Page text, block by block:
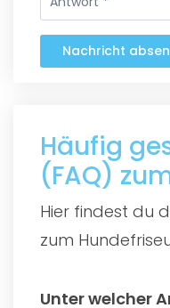
Nachricht
Häufig
(FAQ)
Hier findest du
zum
Unter welcher